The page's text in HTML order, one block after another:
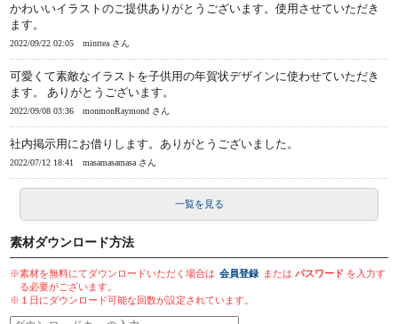
かわいいイラストのご提供ありがとうございます。使用させていただき
ます。
2022/09/22 02:05 minttea さん
可愛くて素敵なイラストを子供用の年賀状デザインに使わせていただき
ます。 ありがとうございます。
2022/09/08 03:36 monmonRaymond さん
社内掲示用にお借りします。ありがとうございました。
2022/07/12 18:41 masamasamasa さん
一覧を見る
素材ダウンロード方法
※素材を無料にてダウンロードいただく場合は 会員登録 またはパスワード を入力す
る必要がございます。
※１日にダウンロード可能な回数が設定されています。